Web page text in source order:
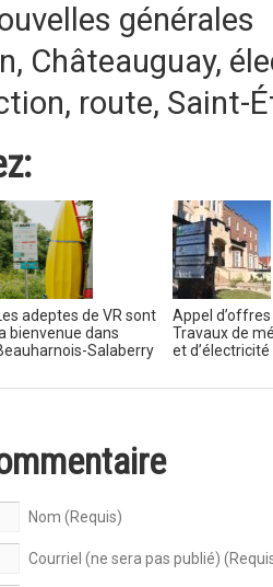
générales
, Châteauguay,
, route, Saint-
Les adeptes de VR sont
bienvenue dans
Salaberry
Appel d’offres
Travaux de
et d’électricité
Nom (Requis)
Courriel (ne sera pas publié)